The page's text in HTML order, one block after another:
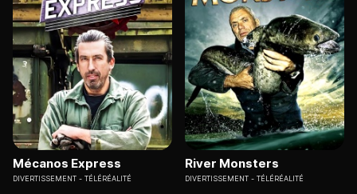
Mécanos Express
DIVERTISSEMENT TÉLÉRÉALITÉ
River Monsters
DIVERTISSEMENT TÉLÉRÉALITÉ